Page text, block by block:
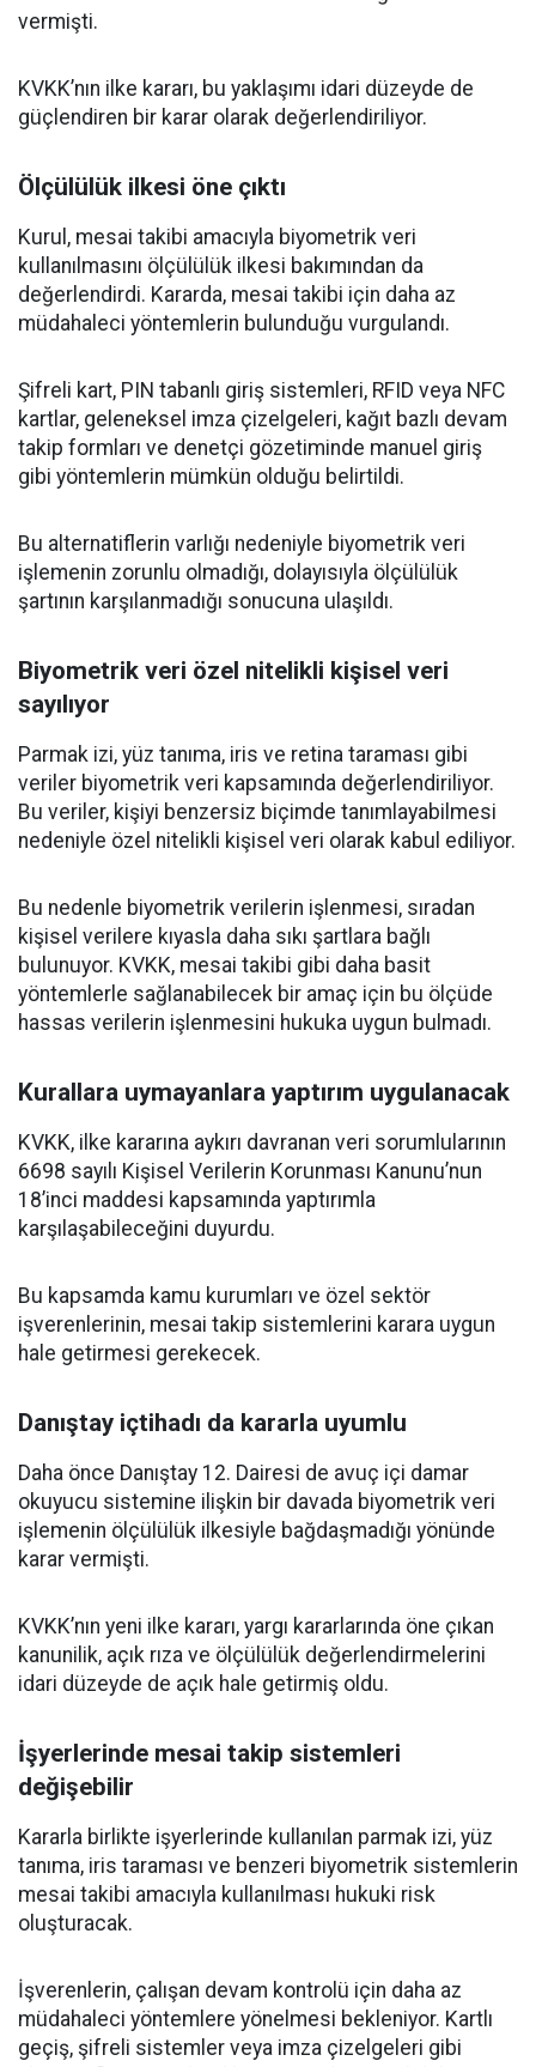
vermişti.
KVKK’nın ilke kararı, bu yaklaşımı idari düzeyde de
güçlendiren bir karar olarak değerlendiriliyor.
Ölçülülük ilkesi öne çıktı
Kurul, mesai takibi amacıyla biyometrik veri
kullanılmasını ölçülülük ilkesi bakımından da
değerlendirdi. Kararda, mesai takibi için daha az
müdahaleci yöntemlerin bulunduğu vurgulandı.
Şifreli kart, PIN tabanlı giriş sistemleri, RFID veya NFC
kartlar, geleneksel imza çizelgeleri, kağıt bazlı devam
takip formları ve denetçi gözetiminde manuel giriş
gibi yöntemlerin mümkün olduğu belirtildi.
Bu alternatiflerin varlığı nedeniyle biyometrik veri
işlemenin zorunlu olmadığı, dolayısıyla ölçülülük
şartının karşılanmadığı sonucuna ulaşıldı.
Biyometrik veri özel nitelikli kişisel veri
sayılıyor
Parmak izi, yüz tanıma, iris ve retina taraması gibi
veriler biyometrik veri kapsamında değerlendiriliyor.
Bu veriler, kişiyi benzersiz biçimde tanımlayabilmesi
nedeniyle özel nitelikli kişisel veri olarak kabul ediliyor.
Bu nedenle biyometrik verilerin işlenmesi, sıradan
kişisel verilere kıyasla daha sıkı şartlara bağlı
bulunuyor. KVKK, mesai takibi gibi daha basit
yöntemlerle sağlanabilecek bir amaç için bu ölçüde
hassas verilerin işlenmesini hukuka uygun bulmadı.
Kurallara uymayanlara yaptırım uygulanacak
KVKK, ilke kararına aykırı davranan veri sorumlularının
6698 sayılı Kişisel Verilerin Korunması Kanunu’nun
18’inci maddesi kapsamında yaptırımla
karşılaşabileceğini duyurdu.
Bu kapsamda kamu kurumları ve özel sektör
işverenlerinin, mesai takip sistemlerini karara uygun
hale getirmesi gerekecek.
Danıştay içtihadı da kararla uyumlu
Daha önce Danıştay 12. Dairesi de avuç içi damar
okuyucu sistemine ilişkin bir davada biyometrik veri
işlemenin ölçülülük ilkesiyle bağdaşmadığı yönünde
karar vermişti.
KVKK’nın yeni ilke kararı, yargı kararlarında öne çıkan
kanunilik, açık rıza ve ölçülülük değerlendirmelerini
idari düzeyde de açık hale getirmiş oldu.
İşyerlerinde mesai takip sistemleri
değişebilir
Kararla birlikte işyerlerinde kullanılan parmak izi, yüz
tanıma, iris taraması ve benzeri biyometrik sistemlerin
mesai takibi amacıyla kullanılması hukuki risk
oluşturacak.
İşverenlerin, çalışan devam kontrolü için daha az
müdahaleci yöntemlere yönelmesi bekleniyor. Kartlı
geçiş, şifreli sistemler veya imza çizelgeleri gibi